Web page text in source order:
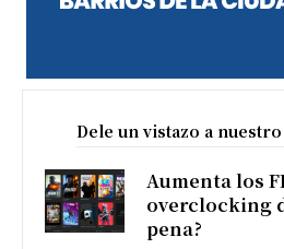
Dele un vistazo a
Aumenta los
overclocking
pena?